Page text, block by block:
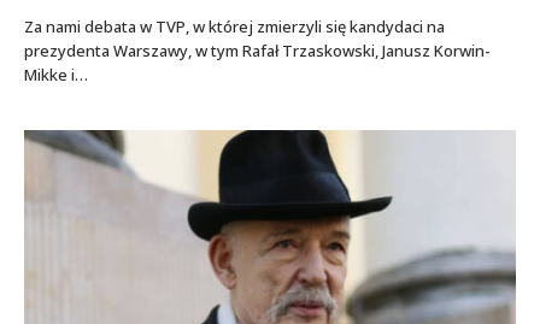
Za nami debata w TVP, w której zmierzyli się kandydaci na
prezydenta Warszawy, w tym Rafał Trzaskowski, Janusz Korwin-
Mikke i…